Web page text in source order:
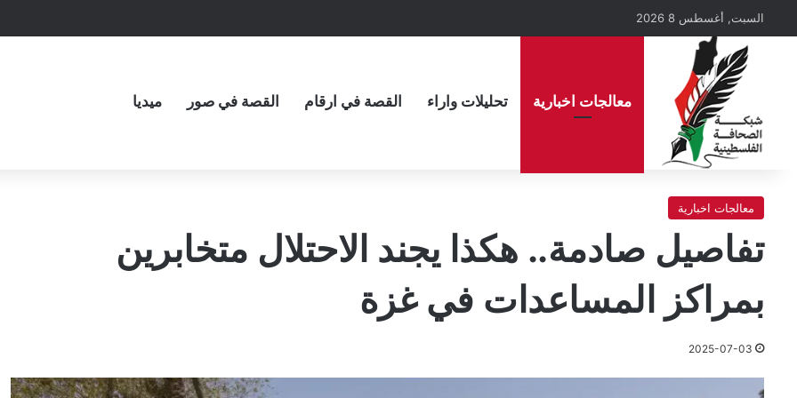
السبت, أغسطس 8 2026
معالجات اخبارية تحليلات واراء القصة في ارقام القصة في صور ميديا
معالجات اخبارية
تفاصيل صادمة.. هكذا يجند الاحتلال متخابرين
بمراكز المساعدات في غزة
2025-07-03